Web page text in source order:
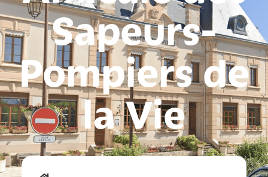
Sapeurs-
Pompiers de
la Vie